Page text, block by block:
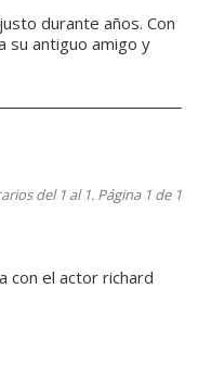
durante años. Con
su antiguo amigo y
del 1 al 1. Página 1 de 1
con el actor richard